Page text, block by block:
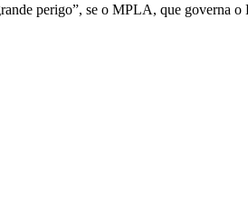
perigo”, se o MPLA, que governa o